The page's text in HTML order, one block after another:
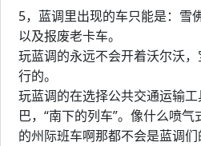
5，蓝调里出现的车只能是：雪
以及报废老卡车。
玩蓝调的永远不会开着沃尔沃
行的。
玩蓝调的在选择公共交通运输
巴，“南下的列车”。像什么喷
的州际班车啊那都不会是蓝调们